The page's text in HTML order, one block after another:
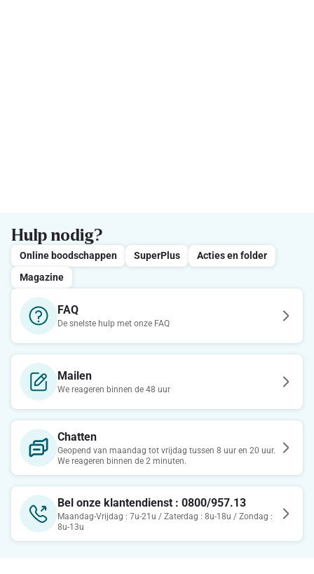
Hulp nodig?
Online boodschappen SuperPlus
Acties en folder
Magazine
FAQ
De snelste hulp met onze FAQ
Mailen
We reageren binnen de 48 uur
Chatten
Geopend van maandag tot vrijdag tussen 8 uur en 20 uur.
We reageren binnen de 2 minuten.
Bel onze klantendienst : 0800/957.13
Maandag-Vrijdag : 7u-21u / Zaterdag : 8u-18u / Zondag :
8u-13u